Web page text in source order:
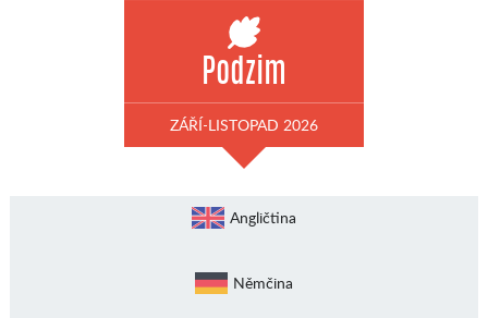
Podzim
ZÁŘÍ-LISTOPAD 2026
Angličtina
Němčina